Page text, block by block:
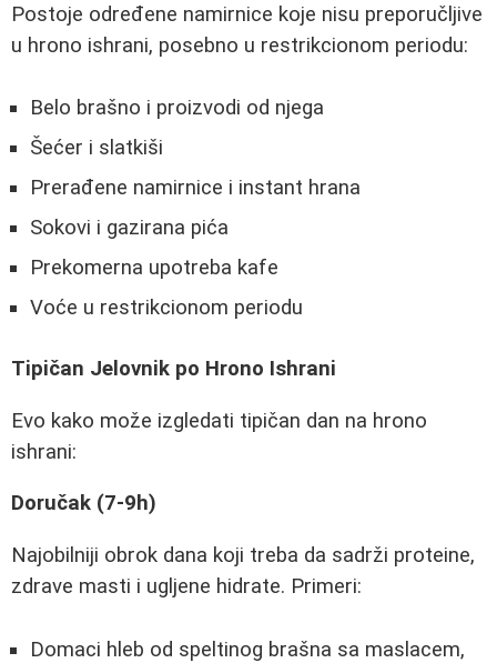
Postoje određene namirnice koje nisu preporučljive
u hrono ishrani, posebno u restrikcionom periodu:
Belo brašno i proizvodi od njega
Šećer i slatkiši
Prerađene namirnice i instant hrana
Sokovi i gazirana pića
Prekomerna upotreba kafe
Voće u restrikcionom periodu
Tipičan Jelovnik po Hrono Ishrani
Evo kako može izgledati tipičan dan na hrono
ishrani:
Doručak (7-9h)
Najobilniji obrok dana koji treba da sadrži proteine,
zdrave masti i ugljene hidrate. Primeri:
Domaci hleb od speltinog brašna sa maslacem,